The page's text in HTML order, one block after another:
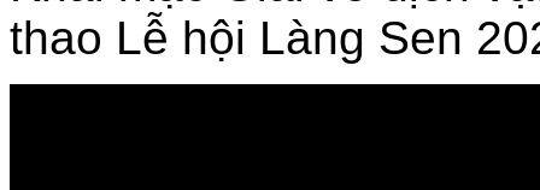
thao Lễ hội Làng Sen